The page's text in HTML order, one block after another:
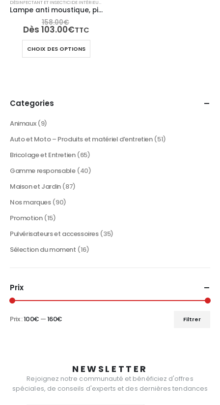
Lampe anti moustique, piège à moustiques, anti insectes – Traite jusqu’à 180m²- insectivor
158.00€
Dès 103.00€TTC
CHOIX DES OPTIONS
produit
choisies
page
Categories
Animaux (9)
Auto et Moto – Produits et matériel d’entretien (51)
Bricolage et Entretien (65)
Gamme responsable (40)
Maison et Jardin (87)
Nos marques (90)
Promotion (15)
Pulvérisateurs et accessoires (35)
Sélection du moment (16)
Prix
Filtrer
Prix :100€ —160€
NEWSLETTER
Rejoignez notre communauté et bénéficiez d'offres
spéciales, de conseils d'experts et des dernières tendances